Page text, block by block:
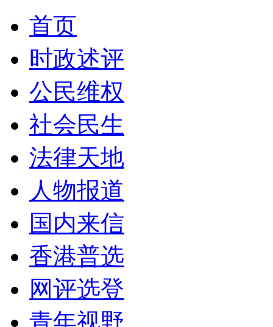
首页
时政述评
公民维权
社会民生
法律天地
人物报道
国内来信
香港普选
网评选登